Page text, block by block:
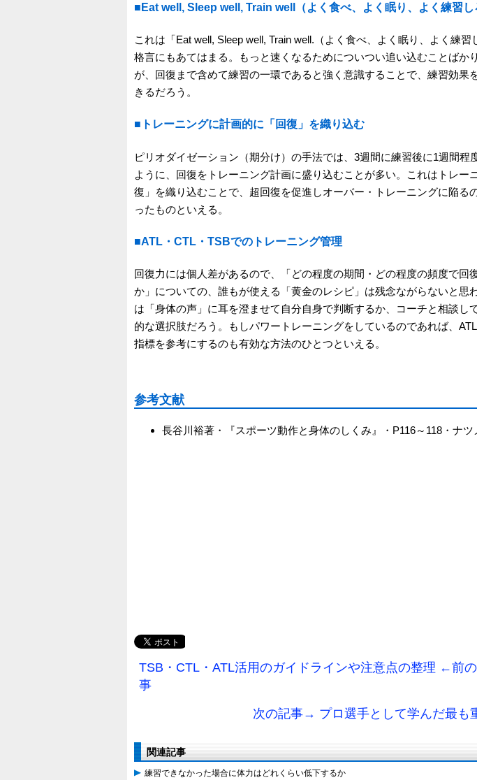
■Eat well, Sleep well, Train well（よく食べ、よく眠り、よく練習
これは「Eat well, Sleep well, Train well.（よく食べ、よく眠り、よく練
格言にもあてはまる。もっと速くなるためについつい追い込むことばか
が、回復まで含めて練習の一環であると強く意識することで、練習効果
きるだろう。
■トレーニングに計画的に「回復」を織り込む
ピリオダイゼーション（期分け）の手法では、3週間に練習後に1週間程
ように、回復をトレーニング計画に盛り込むことが多い。これはトレー
復」を織り込むことで、超回復を促進しオーバー・トレーニングに陥る
ったものといえる。
■ATL・CTL・TSBでのトレーニング管理
回復力には個人差があるので、「どの程度の期間・どの程度の頻度で回
か」についての、誰もが使える「黄金のレシピ」は残念ながらないと思
は「身体の声」に耳を澄ませて自分自身で判断するか、コーチと相談し
的な選択肢だろう。もしパワートレーニングをしているのであれば、
指標を参考にするのも有効な方法のひとつといえる。
参考文献
長谷川裕著・『スポーツ動作と身体のしくみ』・P116～118・ナツ
TSB・CTL・ATL活用のガイドラインや注意点の整理 ←前
事
次の記事→ プロ選手として学んだ最も
関連記事
練習できなかった場合に体力はどれくらい低下するか